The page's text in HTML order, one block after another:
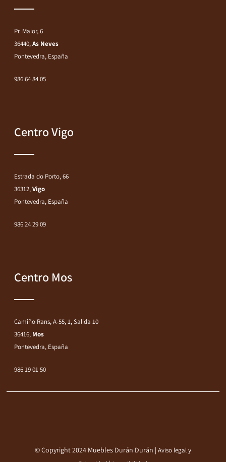
Pr. Maior, 6
36440,As Neves
Pontevedra, España
986 64 84 05
Centro Vigo
Estrada do Porto, 66
36312,Vigo
Pontevedra, España
986 24 29 09
Centro Mos
Camiño Rans, A-55, 1, Salida 10
36416, Mos
Pontevedra, España
986 19 01 50
© Copyright 2024 Muebles Durán Durán | Aviso legal y